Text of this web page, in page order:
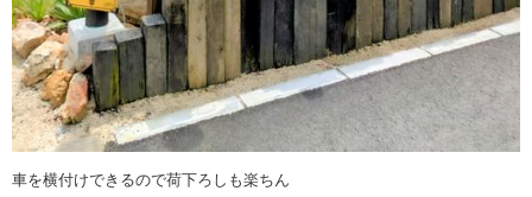
車を横付けできるので荷下ろしも楽ちん